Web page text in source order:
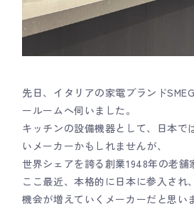
先日、イタリアの家電ブランド
ールームへ伺いました。
キッチンの設備機器として、日本で
いメーカーかもしれませんが、
世界シェアを誇る創業1948年の老舗
ここ最近、本格的に日本に参入され
機会が増えていくメーカーだと思い